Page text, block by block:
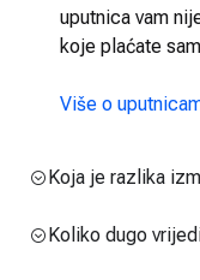
uputnica vam
koje plaćate
Više o
Koja je razlika
Koliko dugo